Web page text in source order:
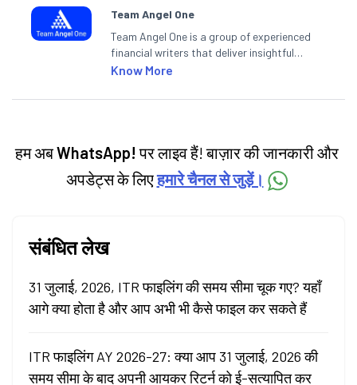
Team Angel One
Team Angel One is a group of experienced
financial writers that deliver insightful
articles on the stock market, IPO, economy,
categories.
Know More
हम अबWhatsApp! पर लाइव हैं! बाज़ार की जानकारी और
अपडेट्स के लिएहमारे चैनल से जुड़ें।
संबंधित लेख
31 जुलाई, 2026, ITR फाइलिंग की समय सीमा चूक गए? यहाँ
आगे क्या होता है और आप अभी भी कैसे फाइल कर सकते हैं
ITR फाइलिंग AY 2026-27: क्या आप 31 जुलाई, 2026 की
समय सीमा के बाद अपनी आयकर रिटर्न को ई-सत्यापित कर